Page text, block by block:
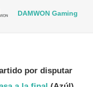
DAMWON Gaming
por disputar